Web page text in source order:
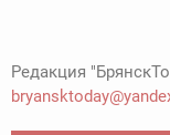
Редакция